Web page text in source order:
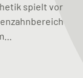
spielt vor